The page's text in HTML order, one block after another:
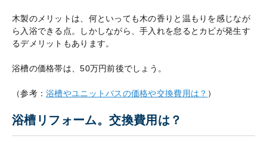
木製のメリットは、何といっても木の香りと温もりを感じなが
ら入浴できる点。しかしながら、手入れを怠るとカビが発生す
るデメリットもあります。
浴槽の価格帯は、50万円前後でしょう。
（参考：浴槽やユニットバスの価格や交換費用は？ ）
浴槽リフォーム。交換費用は？